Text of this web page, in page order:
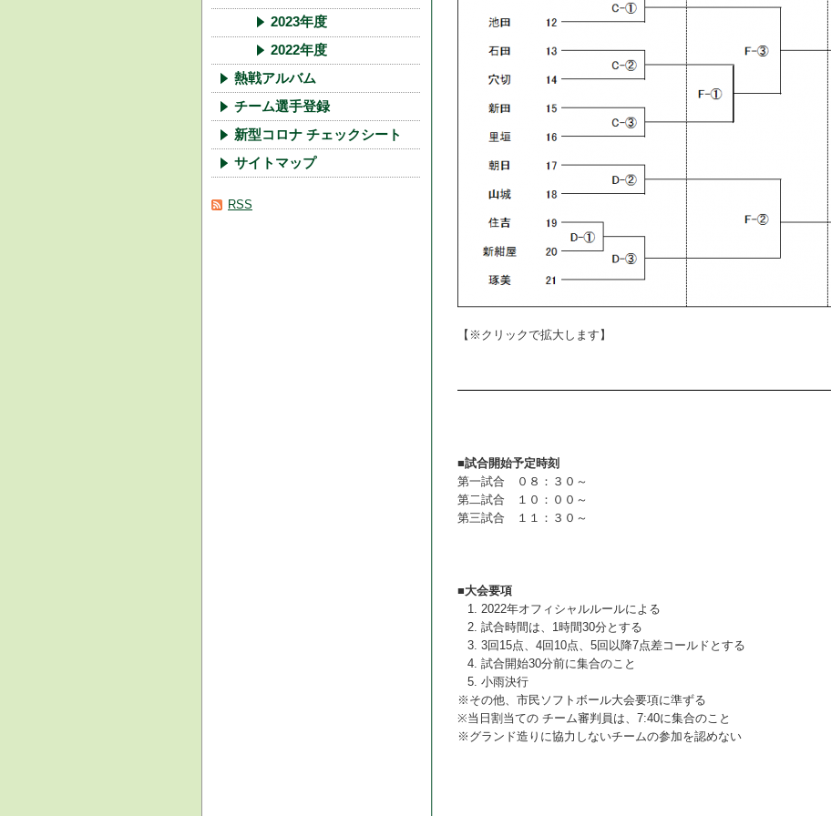
【※クリックで拡大します】
■試合開始予定時刻
第一試合 ０８：３０～
第二試合 １０：００～
第三試合 １１：３０～
■大会要項
2022年オフィシャルルールによる
試合時間は、1時間30分とする
3回15点、4回10点、5回以降7点差コールドとする
試合開始30分前に集合のこと
小雨決行
※その他、市民ソフトボール大会要項に準ずる
※当日割当ての チーム審判員は、7:40に集合のこと
※グランド造りに協力しないチームの参加を認めない
2023年度
2022年度
熱戦アルバム
チーム選手登録
新型コロナ チェックシート
サイトマップ
RSS